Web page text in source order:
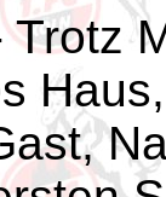
Trotz